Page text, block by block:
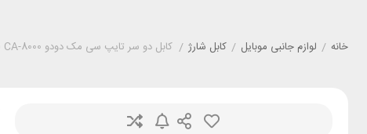
خانه / لوازم جانبی موبایل / کابل شارژ / کابل دو سر تایپ سی مک دودو Mcdodo CA-8000 طول 1.2 متر توان 100 وات